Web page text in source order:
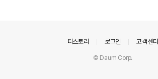
티스토리 로그인 고객센터
© Daum Corp.